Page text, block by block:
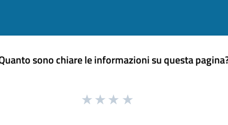
sono chiare le informazioni su questa